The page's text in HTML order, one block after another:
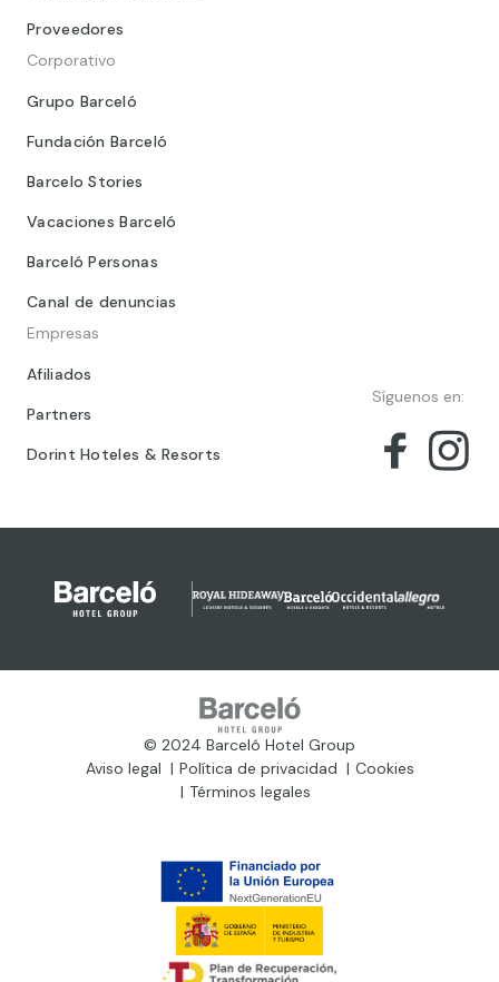
Proveedores
Corporativo
Grupo Barceló
Fundación Barceló
Barcelo Stories
Vacaciones Barceló
Barceló Personas
Canal de denuncias
Empresas
Afiliados
Partners
Dorint Hoteles & Resorts
Síguenos en:
© 2024 Barceló Hotel Group
Aviso legal
Política de privacidad
Cookies
Términos legales